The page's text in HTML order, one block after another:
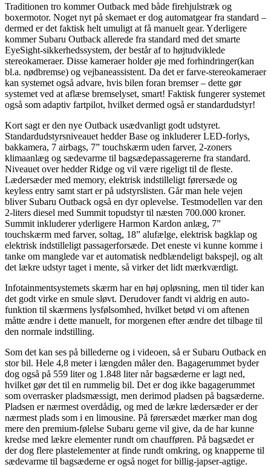
Traditionen tro kommer Outback med både firehjulstræk og
boxermotor. Noget nyt på skemaet er dog automatgear fra standard –
dermed er det faktisk helt umuligt at få manuelt gear. Yderligere
kommer Subaru Outback allerede fra standard med det smarte
EyeSight-sikkerhedssystem, der består af to højtudviklede
stereokameraer. Disse kameraer holder øje med forhindringer(kan
bl.a. nødbremse) og vejbaneassistent. Da det er farve-stereokameraer
kan systemet også advare, hvis bilen foran bremser – dette gør
systemet ved at aflæse bremselyset, smart! Faktisk fungerer systemet
også som adaptiv fartpilot, hvilket dermed også er standardudstyr!
Kort sagt er den nye Outback usædvanligt godt udstyret.
Standardudstyrsniveauet hedder Base og inkluderer LED-forlys,
bakkamera, 7 airbags, 7” touchskærm uden farver, 2-zoners
klimaanlæg og sædevarme til bagsædepassagererne fra standard.
Niveauet over hedder Ridge og vil være rigeligt til de fleste.
Lædersæder med memory, elektrisk indstilleligt førersæde og
keyless entry samt start er på udstyrslisten. Går man hele vejen
bliver Subaru Outback også en dyr oplevelse. Testmodellen var den
2-liters diesel med Summit topudstyr til næsten 700.000 kroner.
Summit inkluderer yderligere Harmon Kardon anlæg, 7”
touchskærm med farver, soltag, 18” alufælge, elektrisk bagklap og
elektrisk indstilleligt passagerforsæde. Det eneste vi kunne komme i
tanke om manglede var et automatisk nedblændeligt bakspejl, og alt
det lækre udstyr taget i mente, så virker det lidt mærkværdigt.
Infotainmentsystemets skærm har en høj opløsning, men til tider kan
det godt virke en smule sløvt. Derudover fandt vi aldrig en auto-
funktion til skærmens lysfølsomhed, hvilket betød vi om aftenen
måtte ændre i dette manuelt, for morgenen efter ændre det tilbage til
den normale indstilling.
Som det kan ses på billederne og i videoen, så er Subaru Outback en
stor bil. Hele 4,8 meter i længden måler den. Bagagerummet byder
dog også på 559 liter og 1.848 liter når bagsæderne er lagt ned,
hvilket gør det til en rummelig bil. Det er dog ikke bagagerummet
som overrasker pladsmæssigt, men derimod pladsen på bagsæderne.
Pladsen er nærmest overdådig, og med de lækre lædersæder er der
nærmest plads som i en limousine. På førersædet mærker man dog
mere den premium-følelse Subaru gerne vil give, da de har kunne
kredse med lækre elementer rundt om chaufføren. På bagsædet er
der dog flere plastelementer at finde rundt omkring, og knapperne til
sædevarme til bagsæderne er også noget for billig-japser-agtige.